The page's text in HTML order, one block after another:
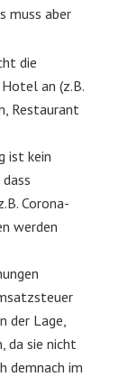
muss aber
die
an (z.B.
Restaurant
ist kein
Corona-
werden
der Lage,
da sie nicht
demnach im